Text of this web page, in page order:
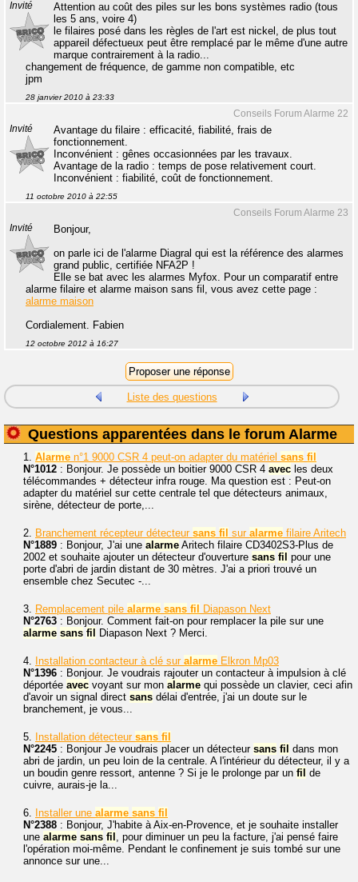
Invité
Attention au coût des piles sur les bons systèmes radio (tous
les 5 ans, voire 4)
le filaires posé dans les règles de l'art est nickel, de plus tout
appareil défectueux peut être remplacé par le même d'une autre
marque contrairement à la radio...
changement de fréquence, de gamme non compatible, etc
jpm
28 janvier 2010 à 23:33
Conseils Forum Alarme 22
Invité
Avantage du filaire : efficacité, fiabilité, frais de
fonctionnement.
Inconvénient : gênes occasionnées par les travaux.
Avantage de la radio : temps de pose relativement court.
Inconvénient : fiabilité, coût de fonctionnement.
11 octobre 2010 à 22:55
Conseils Forum Alarme 23
Invité
Bonjour,
on parle ici de l'alarme Diagral qui est la référence des alarmes
grand public, certifiée NFA2P !
Elle se bat avec les alarmes Myfox. Pour un comparatif entre
alarme filaire et alarme maison sans fil, vous avez cette page :
alarme maison
Cordialement. Fabien
12 octobre 2012 à 16:27
Liste des questions
Questions apparentées dans le forum Alarme
1. Alarme n°1 9000 CSR 4 peut-on adapter du matériel sans fil
N°1012 : Bonjour. Je possède un boitier 9000 CSR 4 avec les deux
télécommandes + détecteur infra rouge. Ma question est : Peut-on
adapter du matériel sur cette centrale tel que détecteurs animaux,
sirène, détecteur de porte,...
2. Branchement récepteur détecteur sans fil sur alarme filaire Aritech
N°1889 : Bonjour, J'ai une alarme Aritech filaire CD3402S3-Plus de
2002 et souhaite ajouter un détecteur d'ouverture sans fil pour une
porte d'abri de jardin distant de 30 mètres. J'ai a priori trouvé un
ensemble chez Secutec -...
3. Remplacement pile alarme sans fil
Diapason Next
N°2763 : Bonjour. Comment fait-on pour remplacer la pile sur une
alarme sans fil Diapason Next ? Merci.
4. Installation contacteur à clé sur alarme Elkron Mp03
N°1396 : Bonjour. Je voudrais rajouter un contacteur à impulsion à clé
déportée avec voyant sur mon alarme qui possède un clavier, ceci afin
d'avoir un signal direct sans délai d'entrée, j'ai un doute sur le
branchement, je vous...
5. Installation détecteur sans fil
N°2245 : Bonjour Je voudrais placer un détecteur sans fil dans mon
abri de jardin, un peu loin de la centrale. A l'intérieur du détecteur, il y a
un boudin genre ressort, antenne ? Si je le prolonge par un fil de
cuivre, aurais-je la...
6. Installer une alarme sans fil
N°2388 : Bonjour, J'habite à Aix-en-Provence, et je souhaite installer
une alarme sans fil , pour diminuer un peu la facture, j'ai pensé faire
l'opération moi-même. Pendant le confinement je suis tombé sur une
annonce sur une...